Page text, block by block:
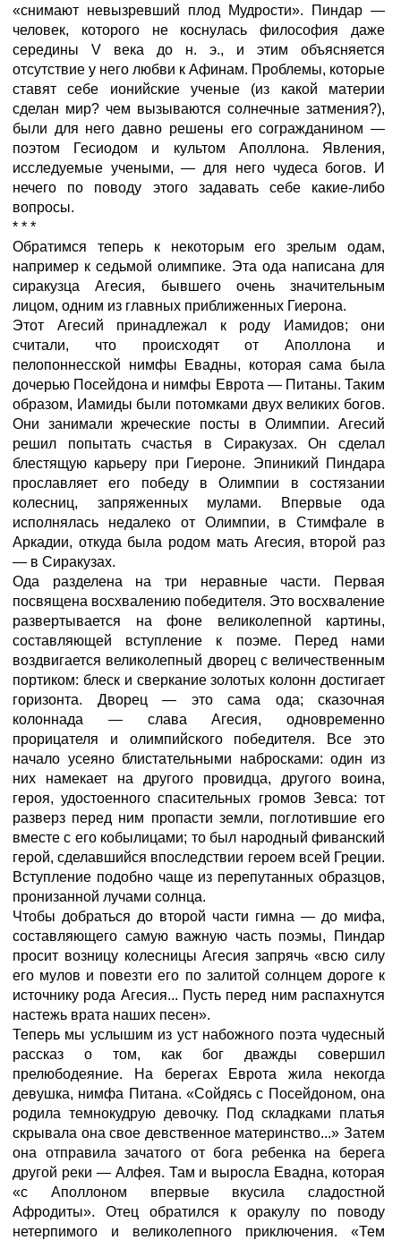
«снимают невызревший плод Мудрости». Пиндар —
человек, которого не коснулась философия даже
середины V века до н. э., и этим объясняется
отсутствие у него любви к Афинам. Проблемы, которые
ставят себе ионийские ученые (из какой материи
сделан мир? чем вызываются солнечные затмения?),
были для него давно решены его согражданином —
поэтом Гесиодом и культом Аполлона. Явления,
исследуемые учеными, — для него чудеса богов. И
нечего по поводу этого задавать себе какие-либо
вопросы.
* * *
Обратимся теперь к некоторым его зрелым одам,
например к седьмой олимпике. Эта ода написана для
сиракузца Агесия, бывшего очень значительным
лицом, одним из главных приближенных Гиерона.
Этот Агесий принадлежал к роду Иамидов; они
считали, что происходят от Аполлона и
пелопоннесской нимфы Евадны, которая сама была
дочерью Посейдона и нимфы Еврота — Питаны. Таким
образом, Иамиды были потомками двух великих богов.
Они занимали жреческие посты в Олимпии. Агесий
решил попытать счастья в Сиракузах. Он сделал
блестящую карьеру при Гиероне. Эпиникий Пиндара
прославляет его победу в Олимпии в состязании
колесниц, запряженных мулами. Впервые ода
исполнялась недалеко от Олимпии, в Стимфале в
Аркадии, откуда была родом мать Агесия, второй раз
— в Сиракузах.
Ода разделена на три неравные части. Первая
посвящена восхвалению победителя. Это восхваление
развертывается на фоне великолепной картины,
составляющей вступление к поэме. Перед нами
воздвигается великолепный дворец с величественным
портиком: блеск и сверкание золотых колонн достигает
горизонта. Дворец — это сама ода; сказочная
колоннада — слава Агесия, одновременно
прорицателя и олимпийского победителя. Все это
начало усеяно блистательными набросками: один из
них намекает на другого провидца, другого воина,
героя, удостоенного спасительных громов Зевса: тот
разверз перед ним пропасти земли, поглотившие его
вместе с его кобылицами; то был народный фиванский
герой, сделавшийся впоследствии героем всей Греции.
Вступление подобно чаще из перепутанных образцов,
пронизанной лучами солнца.
Чтобы добраться до второй части гимна — до мифа,
составляющего самую важную часть поэмы, Пиндар
просит возницу колесницы Агесия запрячь «всю силу
его мулов и повезти его по залитой солнцем дороге к
источнику рода Агесия... Пусть перед ним распахнутся
настежь врата наших песен».
Теперь мы услышим из уст набожного поэта чудесный
рассказ о том, как бог дважды совершил
прелюбодеяние. На берегах Еврота жила некогда
девушка, нимфа Питана. «Сойдясь с Посейдоном, она
родила темнокудрую девочку. Под складками платья
скрывала она свое девственное материнство...» Затем
она отправила зачатого от бога ребенка на берега
другой реки — Алфея. Там и выросла Евадна, которая
«с Аполлоном впервые вкусила сладостной
Афродиты». Отец обратился к оракулу по поводу
нетерпимого и великолепного приключения. «Тем